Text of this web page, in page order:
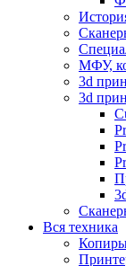
МФУ,
3d
3d
Вся техника